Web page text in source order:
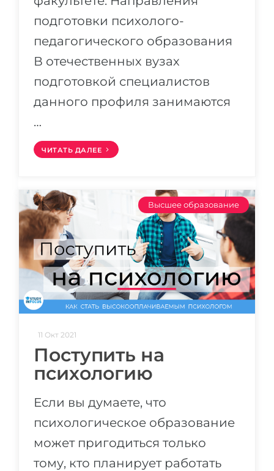
подготовки психолого-
педагогического образования
В отечественных вузах
подготовкой специалистов
данного профиля занимаются
…
ЧИТАТЬ ДАЛЕЕ
Высшее образование
11 Окт 2021
Поступить на
психологию
Если вы думаете, что
психологическое образование
может пригодиться только
тому, кто планирует работать